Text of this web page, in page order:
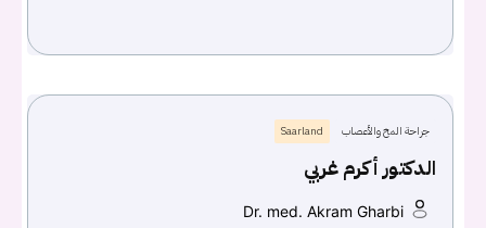
جراحة المخ والأعصاب Saarland
الدكتور أكرم غربي
Dr. med. Akram Gharbi